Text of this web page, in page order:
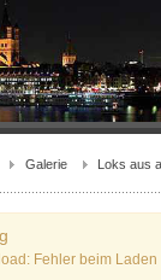
Galerie Loks aus
Fehler beim